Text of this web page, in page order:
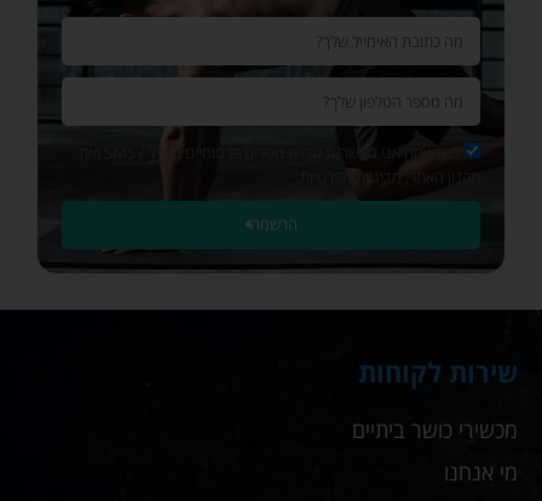
לזה
של
והמחירים
מאוד
תקנון האתר, מדיניות הפרטיות.
הרשמה
שירות לקוחות
מכשירי כושר ביתיים
מי אנחנו